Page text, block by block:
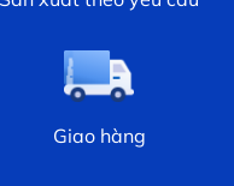
Giao hàng